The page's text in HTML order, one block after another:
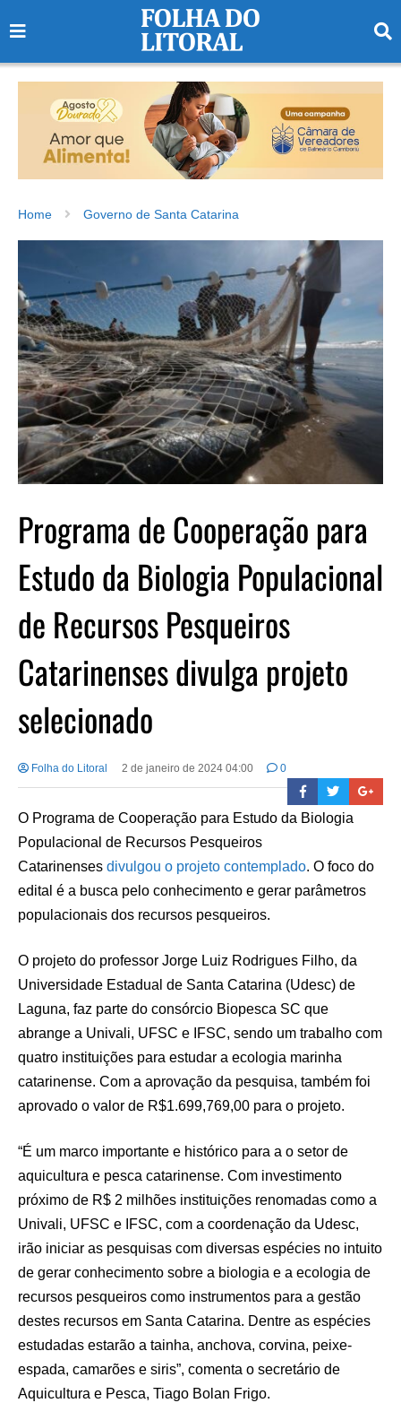
Home Governo de Santa Catarina
Programa de Cooperação para
Estudo da Biologia Populacional
de Recursos Pesqueiros
Catarinenses divulga projeto
selecionado
Folha do Litoral 2 de janeiro de 2024 04:00 0
O Programa de Cooperação para Estudo da Biologia
Populacional de Recursos Pesqueiros
Catarinenses divulgou o projeto contemplado. O foco do
edital é a busca pelo conhecimento e gerar parâmetros
populacionais dos recursos pesqueiros.
O projeto do professor Jorge Luiz Rodrigues Filho, da
Universidade Estadual de Santa Catarina (Udesc) de
Laguna, faz parte do consórcio Biopesca SC que
abrange a Univali, UFSC e IFSC, sendo um trabalho com
quatro instituições para estudar a ecologia marinha
catarinense. Com a aprovação da pesquisa, também foi
aprovado o valor de R$1.699,769,00 para o projeto.
“É um marco importante e histórico para a o setor de
aquicultura e pesca catarinense. Com investimento
próximo de R$ 2 milhões instituições renomadas como a
Univali, UFSC e IFSC, com a coordenação da Udesc,
irão iniciar as pesquisas com diversas espécies no intuito
de gerar conhecimento sobre a biologia e a ecologia de
recursos pesqueiros como instrumentos para a gestão
destes recursos em Santa Catarina. Dentre as espécies
estudadas estarão a tainha, anchova, corvina, peixe-
espada, camarões e siris”, comenta o secretário de
Aquicultura e Pesca, Tiago Bolan Frigo.